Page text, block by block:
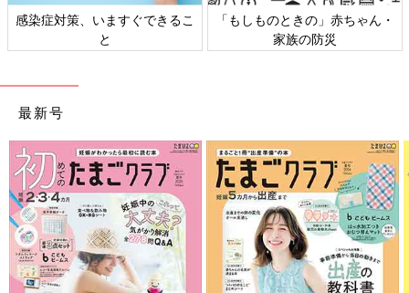
策、いますぐできるこ
「もしものときの」赤ちゃん・
家族の防災
日本外
最新号